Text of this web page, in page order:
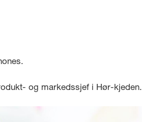
og markedssjef i Hør-kjeden.